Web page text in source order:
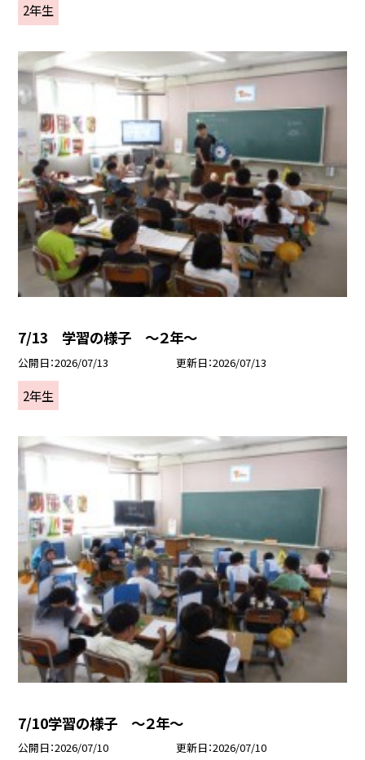
2年生
7/13 学習の様子 ～２年～
公開日 2026/07/13 更新日 2026/07/13
2年生
7/10学習の様子 ～２年～
公開日 2026/07/10 更新日 2026/07/10